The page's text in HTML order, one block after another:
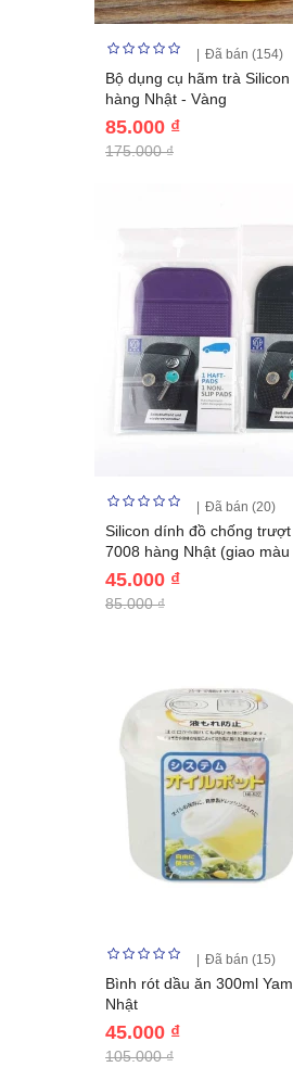
Đã bán (154)
Bộ dụng cụ hãm trà
hàng Nhật - Vàng
85.000 ₫
175.000 ₫
Đã bán (20)
Silicon dính đồ chống
7008 hàng Nhật (giao
45.000 ₫
85.000 ₫
Đã bán (15)
Bình rót dầu ăn 300ml
Nhật
45.000 ₫
105.000 ₫